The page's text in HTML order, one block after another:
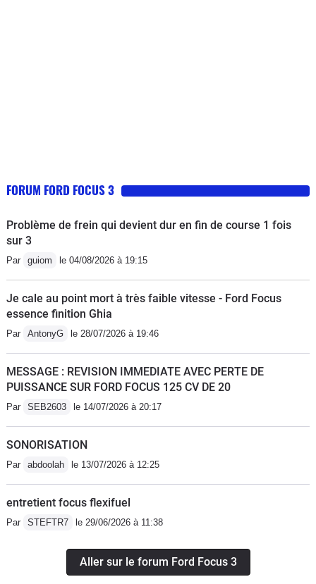
FORUM FORD FOCUS 3
Problème de frein qui devient dur en fin de course 1 fois
sur 3
Par guiom le 04/08/2026 à 19:15
Je cale au point mort à très faible vitesse - Ford Focus
essence finition Ghia
Par AntonyG le 28/07/2026 à 19:46
MESSAGE : REVISION IMMEDIATE AVEC PERTE DE
PUISSANCE SUR FORD FOCUS 125 CV DE 20
Par SEB2603 le 14/07/2026 à 20:17
SONORISATION
Par abdoolah le 13/07/2026 à 12:25
entretient focus flexifuel
Par STEFTR7 le 29/06/2026 à 11:38
Aller sur le forum Ford Focus 3